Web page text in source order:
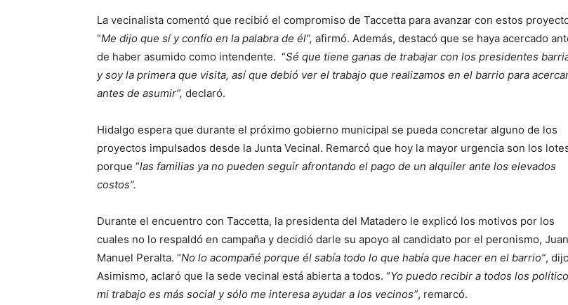
La vecinalista comentó que recibió el compromiso de Taccetta para avanzar con estos
“Me dijo que sí y confío en la palabra de él”, afirmó. Además, destacó que se haya acercado
de haber asumido como intendente. “Sé que tiene ganas de trabajar con los presidentes
y soy la primera que visita, así que debió ver el trabajo que realizamos en el barrio para
antes de asumir”, declaró.
Hidalgo espera que durante el próximo gobierno municipal se pueda concretar alguno de los
proyectos impulsados desde la Junta Vecinal. Remarcó que hoy la mayor urgencia son los
porque “las familias ya no pueden seguir afrontando el pago de un alquiler ante los elevados
costos”.
Durante el encuentro con Taccetta, la presidenta del Matadero le explicó los motivos por los
cuales no lo respaldó en campaña y decidió darle su apoyo al candidato por el peronismo, Juan
Manuel Peralta. “No lo acompañé porque él sabía todo lo que había que hacer en el barrio”,
Asimismo, aclaró que la sede vecinal está abierta a todos. “Yo puedo recibir a todos los
mi trabajo es más social y sólo me interesa ayudar a los vecinos”, remarcó.